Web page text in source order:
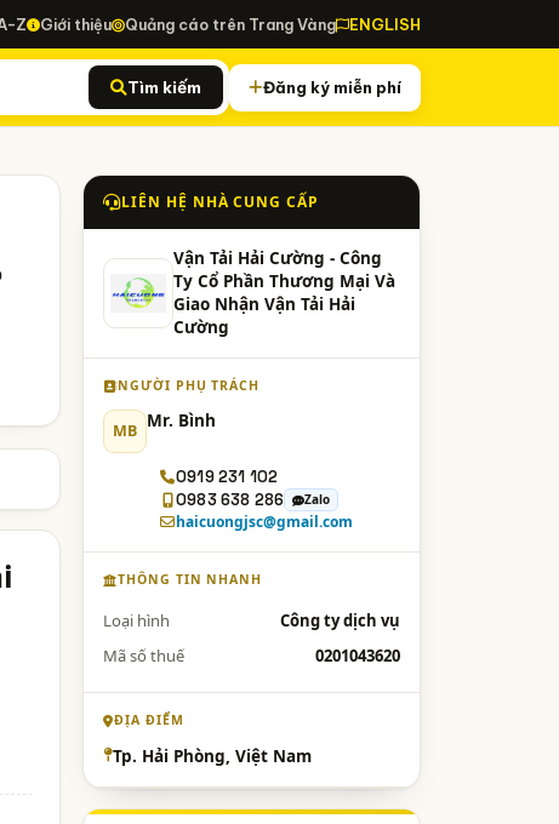
Z Giới thiệu Quảng cáo trên Trang Vàng ENGLISH
Tìm kiếm Đăng ký miễn phí
LIÊN HỆ NHÀ CUNG CẤP
Vận Tải Hải Cường - Công
Ty Cổ Phần Thương Mại Và
Giao Nhận Vận Tải Hải
Cường
NGƯỜI PHỤ TRÁCH
MB Mr. Bình
0919 231 102
0983 638 286
Zalo
haicuongjsc@gmail.com
THÔNG TIN NHANH
Loại hình
Công ty dịch vụ
Mã số thuế
0201043620
ĐỊA ĐIỂM
Tp. Hải Phòng, Việt Nam